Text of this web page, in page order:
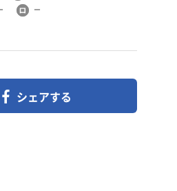
シェアする